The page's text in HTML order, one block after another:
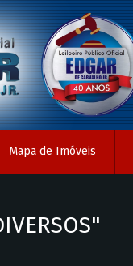
Mapa de Imóveis